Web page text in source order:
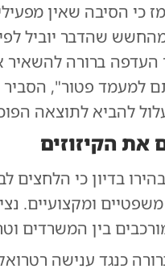
כי הסיבה שאין
שהדבר יוביל
העדפה ברורה
למעמד פטור", הסביר
להביא לתוצאה
את הקיזוזים
בדיון כי הלחצים
ומקצועיים.
בין המשרדים
כנגד ענישה